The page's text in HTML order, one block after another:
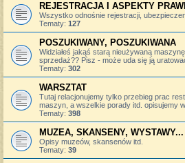
REJESTRACJA I ASPEKTY
Wszystko odnośnie rejestracji,
Tematy: 127
POSZUKIWANY, POSZUKIWANA
Widziałeś jakąś starą nieużywaną
sprzedaż?? Pisz - może uda się ją
Tematy: 302
WARSZTAT
Tutaj relacjonujemy tylko przebieg prac
maszyn, a wszelkie porady itd. opisujemy
Tematy: 398
MUZEA, SKANSENY, WYSTAWY...
Opisy muzeów, skansenów itd.
Tematy: 39